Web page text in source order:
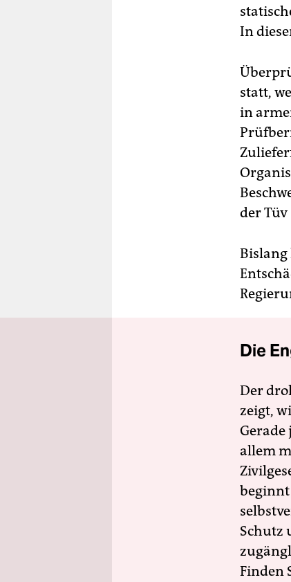
In
statt,
in
der
Die
Der
zeigt,
allem
Schutz
Finden